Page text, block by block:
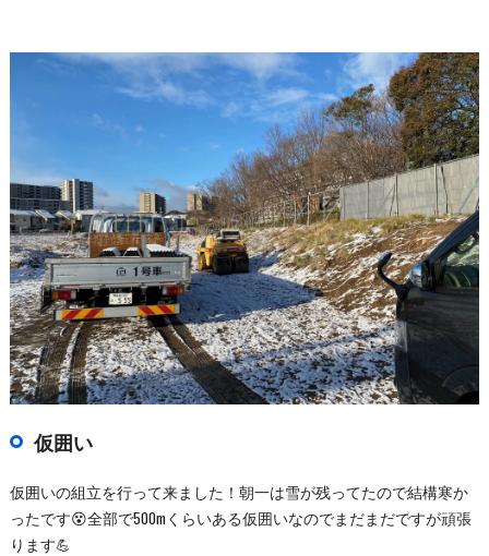
仮囲い
仮囲いの組立を行って来ました！朝一は雪が残ってたので結構寒か
ったです😵全部で500mくらいある仮囲いなのでまだまだですが頑張
ります💪